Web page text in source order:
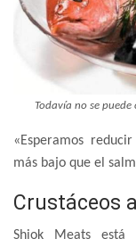
Todavía no se puede
«Esperamos
más bajo que el
Crustáceos
Shiok Meats está